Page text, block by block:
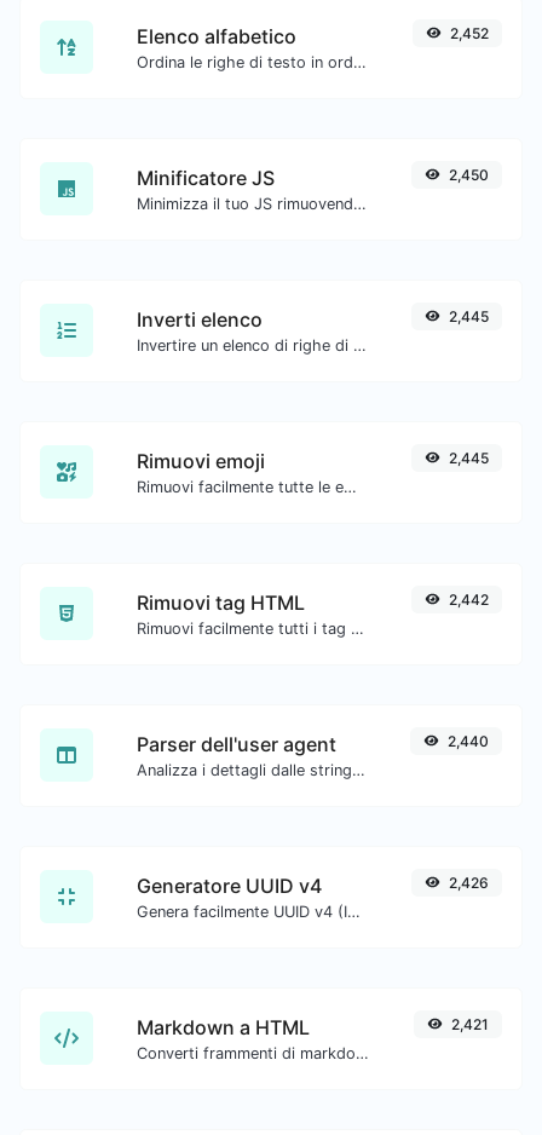
Elenco alfabetico
Ordina le righe di testo in ordine alfabetico (A-Z o Z-A) con facilità.
2,452
Minificatore JS
Minimizza il tuo JS rimuovendo tutti i caratteri non necessari.
2,450
Inverti elenco
Invertire un elenco di righe di testo fornite.
2,445
Rimuovi emoji
Rimuovi facilmente tutte le emoji da qualsiasi testo.
2,445
Rimuovi tag HTML
Rimuovi facilmente tutti i tag HTML da un blocco di testo.
2,442
Parser dell'user agent
Analizza i dettagli dalle stringhe dell'agente utente.
2,440
Generatore UUID v4
Genera facilmente UUID v4 (Identificatori univoci universali) con l'aiuto del nostro strumento.
2,426
Markdown a HTML
Converti frammenti di markdown in codice HTML grezzo.
2,421